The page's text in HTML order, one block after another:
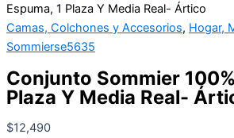
Espuma, 1 Plaza Y Media Real- Ártico
Camas, Colchones y Accesorios, Hogar,
Sommierse5635
Conjunto Sommier
Plaza Y Media Real-
$12,490